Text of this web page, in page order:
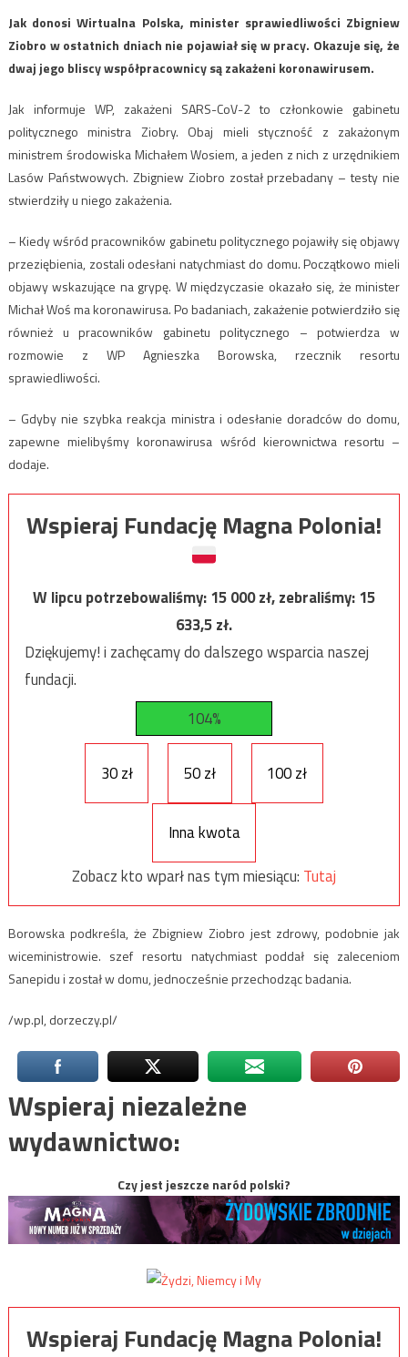
Jak donosi Wirtualna Polska, minister sprawiedliwości Zbigniew
Ziobro w ostatnich dniach nie pojawiał się w pracy. Okazuje się, że
dwaj jego bliscy współpracownicy są zakażeni koronawirusem.
Jak informuje WP, zakażeni SARS-CoV-2 to członkowie gabinetu
politycznego ministra Ziobry. Obaj mieli styczność z zakażonym
ministrem środowiska Michałem Wosiem, a jeden z nich z urzędnikiem
Lasów Państwowych. Zbigniew Ziobro został przebadany – testy nie
stwierdziły u niego zakażenia.
– Kiedy wśród pracowników gabinetu politycznego pojawiły się objawy
przeziębienia, zostali odesłani natychmiast do domu. Początkowo mieli
objawy wskazujące na grypę. W międzyczasie okazało się, że minister
Michał Woś ma koronawirusa. Po badaniach, zakażenie potwierdziło się
również u pracowników gabinetu politycznego – potwierdza w
rozmowie z WP Agnieszka Borowska, rzecznik resortu
sprawiedliwości.
– Gdyby nie szybka reakcja ministra i odesłanie doradców do domu,
zapewne mielibyśmy koronawirusa wśród kierownictwa resortu –
dodaje.
Wspieraj Fundację Magna Polonia!
W lipcu potrzebowaliśmy:15 000zł, zebraliśmy:15
633,5zł.
Dziękujemy! i zachęcamy do dalszego wsparcia naszej
fundacji.
104%
30 zł 50 zł 100 zł
Inna kwota
Zobacz kto wparł nas tym miesiącu: Tutaj
Borowska podkreśla, że Zbigniew Ziobro jest zdrowy, podobnie jak
wiceministrowie. szef resortu natychmiast poddał się zaleceniom
Sanepidu i został w domu, jednocześnie przechodząc badania.
/wp.pl, dorzeczy.pl/
Wspieraj niezależne
wydawnictwo:
Czy jest jeszcze naród polski?
Wspieraj Fundację Magna Polonia!